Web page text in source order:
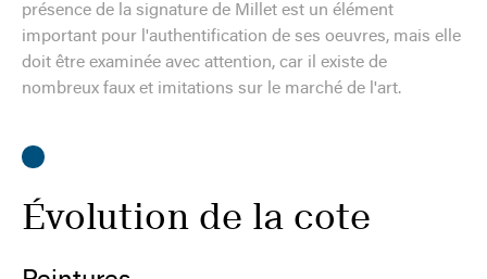
présence de la signature de Millet est un élément
important pour l'authentification de ses oeuvres, mais elle
doit être examinée avec attention, car il existe de
nombreux faux et imitations sur le marché de l'art.
Évolution de la cote